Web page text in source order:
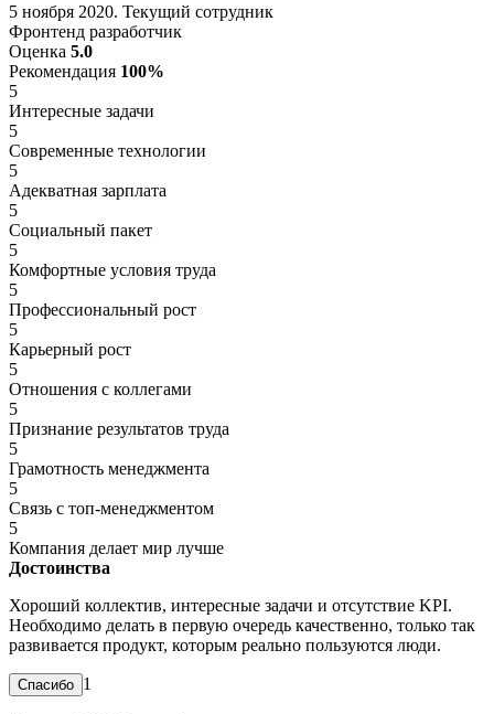
5 ноября 2020. Текущий сотрудник
Фронтенд разработчик
Оценка 5.0
Рекомендация 100%
5
Интересные задачи
5
Современные технологии
5
Адекватная зарплата
5
Социальный пакет
5
Комфортные условия труда
5
Профессиональный рост
5
Карьерный рост
5
Отношения с коллегами
5
Признание результатов труда
5
Грамотность менеджмента
5
Связь с топ-менеджментом
5
Компания делает мир лучше
Достоинства
Хороший коллектив, интересные задачи и отсутствие KPI.
Необходимо делать в первую очередь качественно, только так
развивается продукт, которым реально пользуются люди.
1